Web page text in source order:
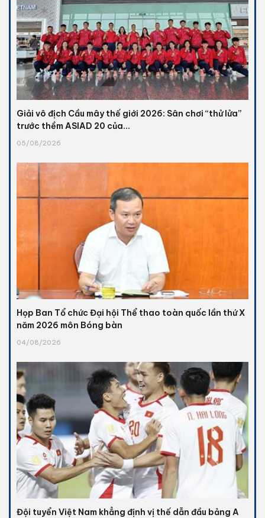
Giải vô địch Cầu mây thế giới 2026: Sân chơi “thử lửa”
trước thềm ASIAD 20 của...
05/08/2026
Họp Ban Tổ chức Đại hội Thể thao toàn quốc lần thứ X
năm 2026 môn Bóng bàn
04/08/2026
Đội tuyển Việt Nam khẳng định vị thế dẫn đầu bảng A